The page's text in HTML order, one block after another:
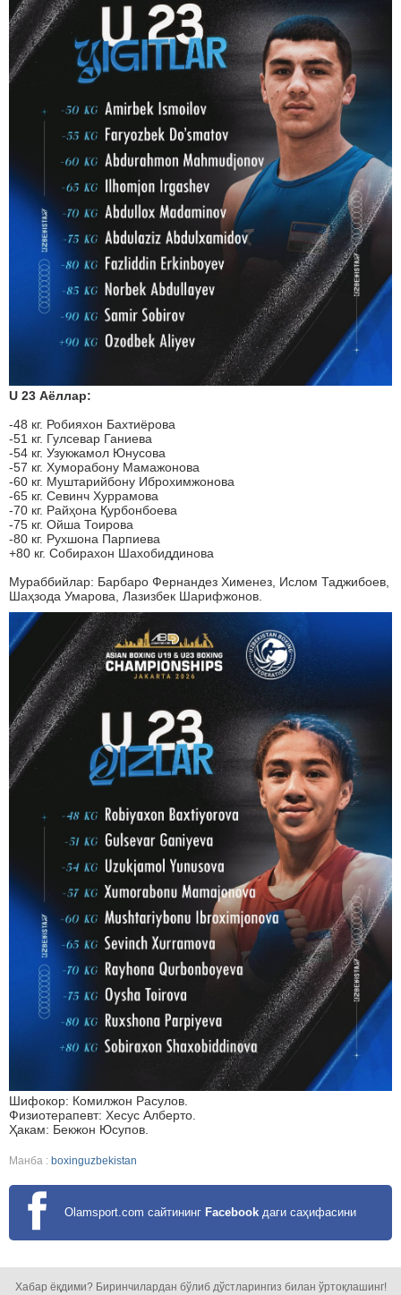
U 23 Аёллар:
-48 кг. Робияхон Бахтиёрова
-51 кг. Гулсевар Ганиева
-54 кг. Узукжамол Юнусова
-57 кг. Хуморабону Мамажонова
-60 кг. Муштарийбону Иброхимжонова
-65 кг. Севинч Хуррамова
-70 кг. Райҳона Қурбонбоева
-75 кг. Ойша Тоирова
-80 кг. Рухшона Парпиева
+80 кг. Собирахон Шахобиддинова
Мураббийлар: Барбаро Фернандез Хименез, Ислом Таджибоев,
Шаҳзода Умарова, Лазизбек Шарифжонов.
Шифокор: Комилжон Расулов.
Физиотерапевт: Хесус Алберто.
Ҳакам: Бекжон Юсупов.
Манба : boxinguzbekistan
Olamsport.com сайтининг Facebook даги саҳифасини
Хабар ёқдими? Биринчилардан бўлиб дўстларингиз билан ўртоқлашинг!